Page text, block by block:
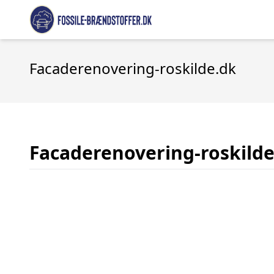
Facaderenovering-roskilde.dk
Facaderenovering-